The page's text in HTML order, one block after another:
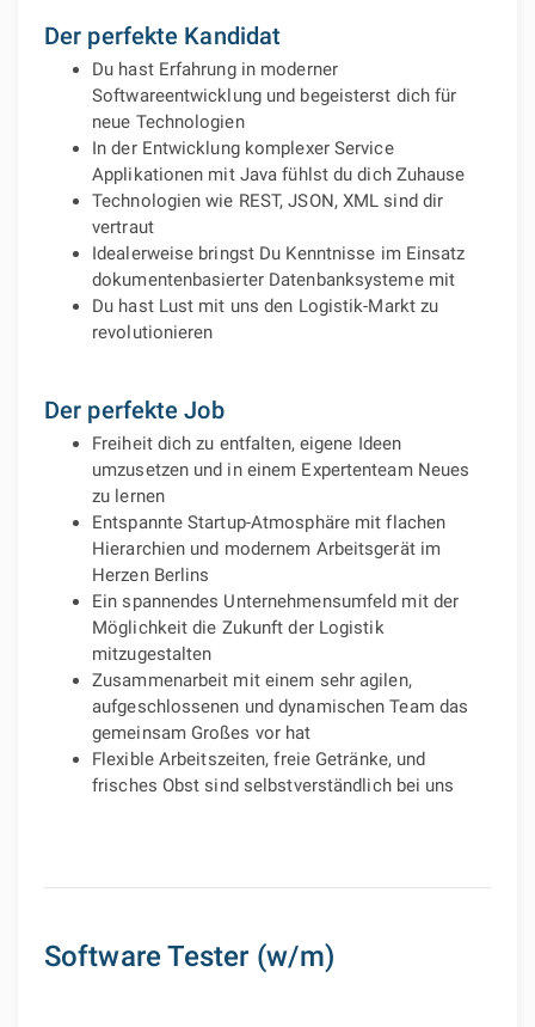
Der perfekte Kandidat
Du hast Erfahrung in moderner
Softwareentwicklung und begeisterst dich für
neue Technologien
In der Entwicklung komplexer Service
Applikationen mit Java fühlst du dich Zuhause
Technologien wie REST, JSON, XML sind dir
vertraut
Idealerweise bringst Du Kenntnisse im Einsatz
dokumentenbasierter Datenbanksysteme mit
Du hast Lust mit uns den Logistik-Markt zu
revolutionieren
Der perfekte Job
Freiheit dich zu entfalten, eigene Ideen
umzusetzen und in einem Expertenteam Neues
zu lernen
Entspannte Startup-Atmosphäre mit flachen
Hierarchien und modernem Arbeitsgerät im
Herzen Berlins
Ein spannendes Unternehmensumfeld mit der
Möglichkeit die Zukunft der Logistik
mitzugestalten
Zusammenarbeit mit einem sehr agilen,
aufgeschlossenen und dynamischen Team das
gemeinsam Großes vor hat
Flexible Arbeitszeiten, freie Getränke, und
frisches Obst sind selbstverständlich bei uns
Software Tester (w/m)